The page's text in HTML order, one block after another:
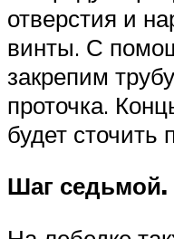
отверстия и
винты. С
закрепим
проточка.
будет сточить
Шаг